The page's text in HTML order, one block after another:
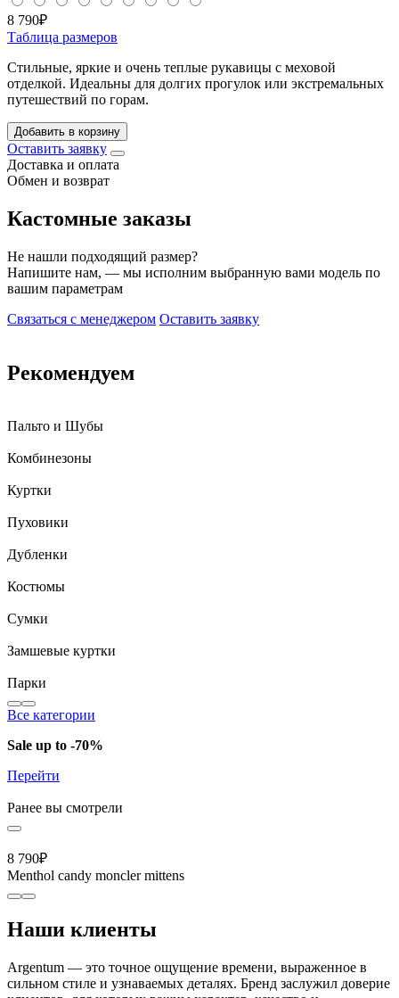
8 790₽
Таблица размеров
Стильные, яркие и очень теплые рукавицы с меховой
отделкой. Идеальны для долгих прогулок или экстремальных
путешествий по горам.
Добавить в корзину
Оставить заявку
Доставка и оплата
Обмен и возврат
Кастомные заказы
Не нашли подходящий размер?
Напишите нам, — мы исполним выбранную вами модель по
вашим параметрам
Связаться с менеджером Оставить заявку
Рекомендуем
Пальто и Шубы
Комбинезоны
Куртки
Пуховики
Дубленки
Костюмы
Сумки
Замшевые куртки
Парки
Все категории
Sale up to -70%
Перейти
Ранее вы смотрели
8 790₽
Menthol candy moncler mittens
Наши клиенты
Argentum — это точное ощущение времени, выраженное в
сильном стиле и узнаваемых деталях. Бренд заслужил доверие